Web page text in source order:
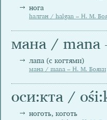
нога
hалган / halgan – Н. М.
мана / mana
лапа (с когтями)
мана / mana – Н. М. Бояки
оси:кта /
ноготь, коготь